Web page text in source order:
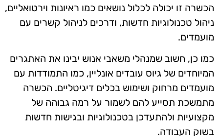
הכשרה זו יכולה לכלול נושאים כמו ראיונות וירטואליים,
ניהול טכנולוגיות חדשות, ודרכים לניהול קשרים עם
מועמדים.
כמו כן, חשוב שמנהלי משאבי אנוש יבינו את האתגרים
המיוחדים של גיוס עובדים אונליין, כמו התמודדות עם
מועמדים מרחוק ושימוש בכלים דיגיטליים. הכשרה
מתמשכת תסייע להם לשמור על רמה גבוהה של
מקצועיות ולהתעדכן בטכנולוגיות ובגישות חדשות
בשוק העבודה.